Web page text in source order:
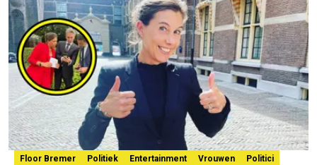
Floor Bremer Politiek Entertainment Vrouwen
Politici